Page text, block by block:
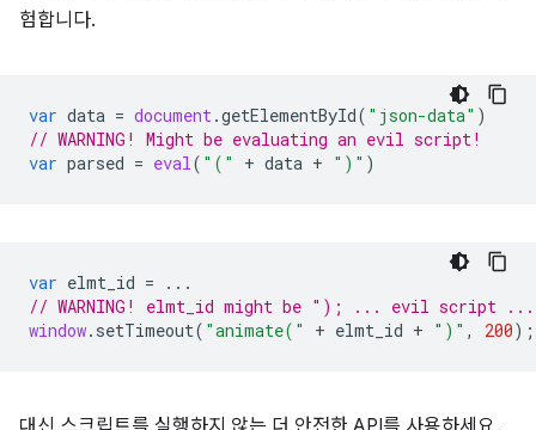
험합니다.
var data = document.getElementById( "json-data" )
// WARNING! Might be evaluating an evil script!
var parsed = eval( "(" + data + ")" )
var elmt_id =
...
// WARNING! elmt_id might be "); ... evil script
window. setTimeout( "animate(" + elmt_id + ")" , 200);